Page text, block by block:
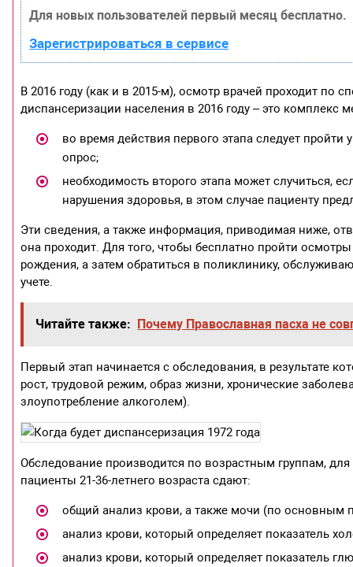
Для новых пользователей первый месяц бесплатно.
Зарегистрироваться в сервисе
В 2016 году (как и в 2015-м), осмотр врачей проходит по
диспансеризации населения в 2016 году – это комплекс
во время действия первого этапа следует
опрос;
необходимость второго этапа может случиться,
нарушения здоровья, в этом случае пациенту
Эти сведения, а также информация, приводимая ниже,
она проходит. Для того, чтобы бесплатно пройти
рождения, а затем обратиться в поликлинику,
учете.
Читайте также: Почему Православная пасха не
Первый этап начинается с обследования, в результате
рост, трудовой режим, образ жизни, хронические
злоупотребление алкоголем).
Обследование производится по возрастным группам,
пациенты 21-36-летнего возраста сдают:
общий анализ крови, а также мочи (по основным
анализ крови, который определяет показатель
анализ крови, который определяет показатель